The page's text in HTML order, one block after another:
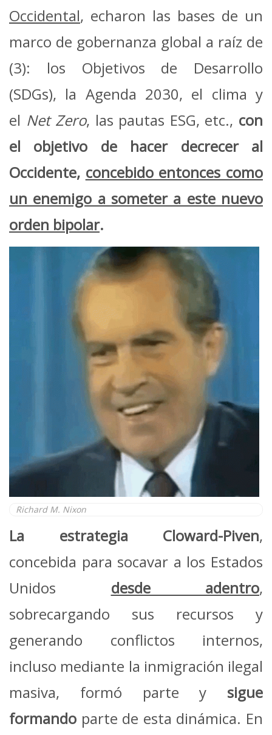
Occidental, echaron las bases de un
marco de gobernanza global a raíz de
(3): los Objetivos de Desarrollo
(SDGs), la Agenda 2030, el clima y
el Net Zero, las pautas ESG, etc., con
el objetivo de hacer decrecer al
Occidente, concebido entonces como
un enemigo a someter a este nuevo
orden bipolar.
Richard M. Nixon
La estrategia Cloward-Piven,
concebida para socavar a los Estados
Unidos desde adentro,
sobrecargando sus recursos y
generando conflictos internos,
incluso mediante la inmigración ilegal
masiva, formó parte y sigue
formando parte de esta dinámica. En